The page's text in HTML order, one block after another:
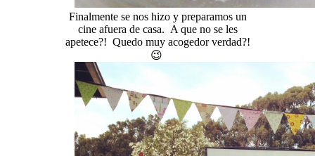
Finalmente se nos hizo y preparamos un
cine afuera de casa. A que no se les
apetece?! Quedo muy acogedor verdad?!
😉